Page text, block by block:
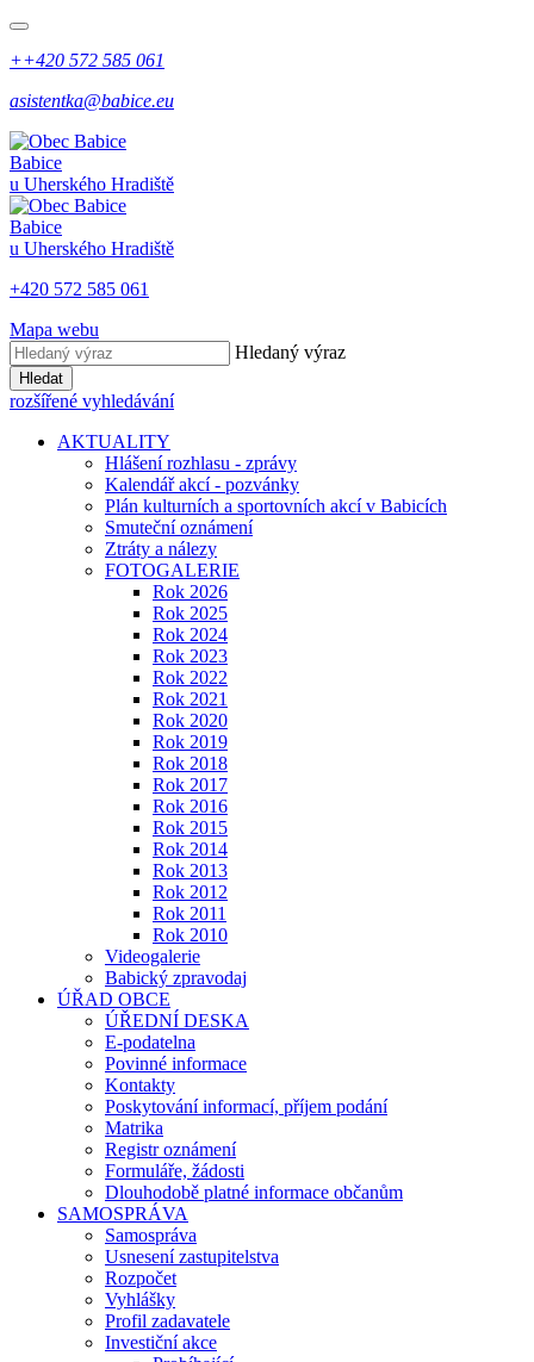
++420 572 585 061
asistentka@babice.eu
Babice
u Uherského Hradiště
Babice
u Uherského Hradiště
+420 572 585 061
Mapa webu
Hledaný výraz
Hledat
rozšířené vyhledávání
AKTUALITY
Hlášení rozhlasu - zprávy
Kalendář akcí - pozvánky
Plán kulturních a sportovních akcí v Babicích
Smuteční oznámení
Ztráty a nálezy
FOTOGALERIE
Rok 2026
Rok 2025
Rok 2024
Rok 2023
Rok 2022
Rok 2021
Rok 2020
Rok 2019
Rok 2018
Rok 2017
Rok 2016
Rok 2015
Rok 2014
Rok 2013
Rok 2012
Rok 2011
Rok 2010
Videogalerie
Babický zpravodaj
ÚŘAD OBCE
ÚŘEDNÍ DESKA
E-podatelna
Povinné informace
Kontakty
Poskytování informací, příjem podání
Matrika
Registr oznámení
Formuláře, žádosti
Dlouhodobě platné informace občanům
SAMOSPRÁVA
Samospráva
Usnesení zastupitelstva
Rozpočet
Vyhlášky
Profil zadavatele
Investiční akce